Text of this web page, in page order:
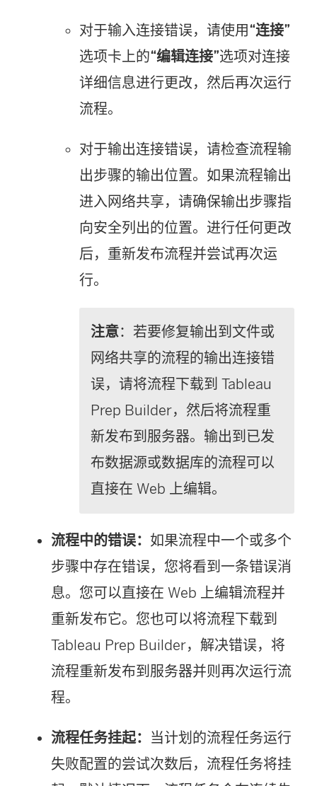
对于输入连接错误，请使用“连接”
选项卡上的“编辑连接”选项对连接
详细信息进行更改，然后再次运行
流程。
对于输出连接错误，请检查流程输
出步骤的输出位置。如果流程输出
进入网络共享，请确保输出步骤指
向安全列出的位置。进行任何更改
后，重新发布流程并尝试再次运
行。
注意：若要修复输出到文件或
网络共享的流程的输出连接错
误，请将流程下载到 Tableau
Prep Builder，然后将流程重
新发布到服务器。输出到已发
布数据源或数据库的流程可以
直接在 Web 上编辑。
流程中的错误： 如果流程中一个或多个
步骤中存在错误，您将看到一条错误消
息。您可以直接在 Web 上编辑流程并
重新发布它。您也可以将流程下载到
Tableau Prep Builder，解决错误，将
流程重新发布到服务器并则再次运行流
程。
流程任务挂起： 当计划的流程任务运行
失败配置的尝试次数后，流程任务将挂